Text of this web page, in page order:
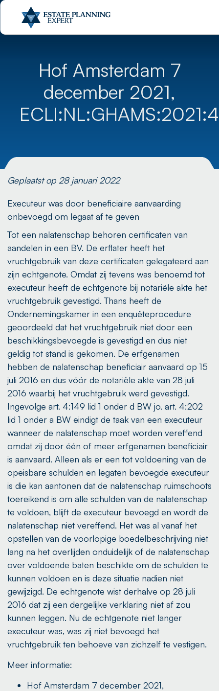
Hof Amsterdam 7
december 2021,
Geplaatst op 28 januari 2022
Executeur was door beneficiaire aanvaarding
onbevoegd om legaat af te geven
Tot een nalatenschap behoren certificaten van
aandelen in een BV. De erflater heeft het
vruchtgebruik van deze certificaten gelegateerd aan
zijn echtgenote. Omdat zij tevens was benoemd tot
executeur heeft de echtgenote bij notariële akte het
vruchtgebruik gevestigd. Thans heeft de
Ondernemingskamer in een enquêteprocedure
geoordeeld dat het vruchtgebruik niet door een
beschikkingsbevoegde is gevestigd en dus niet
geldig tot stand is gekomen. De erfgenamen
hebben de nalatenschap beneficiair aanvaard op 15
juli 2016 en dus vóór de notariële akte van 28 juli
2016 waarbij het vruchtgebruik werd gevestigd.
Ingevolge art. 4:149 lid 1 onder d BW jo. art. 4:202
lid 1 onder a BW eindigt de taak van een executeur
wanneer de nalatenschap moet worden vereffend
omdat zij door één of meer erfgenamen beneficiair
is aanvaard. Alleen als er een tot voldoening van de
opeisbare schulden en legaten bevoegde executeur
is die kan aantonen dat de nalatenschap ruimschoots
toereikend is om alle schulden van de nalatenschap
te voldoen, blijft de executeur bevoegd en wordt de
nalatenschap niet vereffend. Het was al vanaf het
opstellen van de voorlopige boedelbeschrijving niet
lang na het overlijden onduidelijk of de nalatenschap
over voldoende baten beschikte om de schulden te
kunnen voldoen en is deze situatie nadien niet
gewijzigd. De echtgenote wist derhalve op 28 juli
2016 dat zij een dergelijke verklaring niet af zou
kunnen leggen. Nu de echtgenote niet langer
executeur was, was zij niet bevoegd het
vruchtgebruik ten behoeve van zichzelf te vestigen.
Meer informatie:
Hof Amsterdam 7 december 2021,